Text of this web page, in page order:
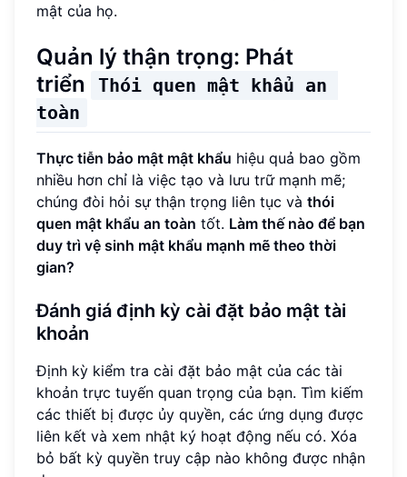
mật của họ.
Quản lý thận trọng: Phát
triển
Thói quen mật khẩu an
toàn
Thực tiễn bảo mật mật khẩu hiệu quả bao gồm
nhiều hơn chỉ là việc tạo và lưu trữ mạnh mẽ;
chúng đòi hỏi sự thận trọng liên tục và thói
quen mật khẩu an toàn tốt. Làm thế nào để bạn
duy trì vệ sinh mật khẩu mạnh mẽ theo thời
gian?
Đánh giá định kỳ cài đặt bảo mật tài
khoản
Định kỳ kiểm tra cài đặt bảo mật của các tài
khoản trực tuyến quan trọng của bạn. Tìm kiếm
các thiết bị được ủy quyền, các ứng dụng được
liên kết và xem nhật ký hoạt động nếu có. Xóa
bỏ bất kỳ quyền truy cập nào không được nhận